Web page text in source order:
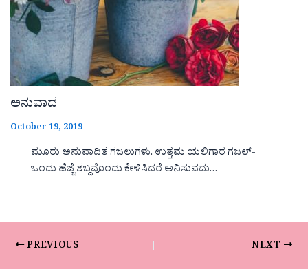
ಅನುವಾದ
October 19, 2019
ಮೂರು ಅನುವಾದಿತ ಗಜಲುಗಳು. ಉತ್ತಮ ಯಲಿಗಾರ ಗಜಲ್-
ಒಂದು ಹೆಜ್ಜೆ ಶಬ್ದವೊಂದು ಕೇಳಿಸಿದರೆ ಅನಿಸುವದು…
PREVIOUS NEXT